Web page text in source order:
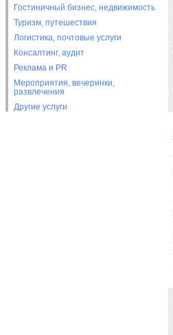
Гостиничный бизнес, недвижимость
Туризм, путешествия
Логистика, почтовые услуги
Консалтинг, аудит
Реклама и PR
Мероприятия, вечеринки,
развлечения
Другие услуги